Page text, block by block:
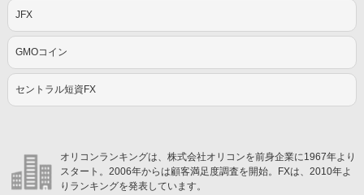
JFX
GMOコイン
セントラル短資FX
オリコンランキングは、株式会社オリコンを前身企業に1967年より
スタート。2006年からは顧客満足度調査を開始。FXは、2010年よ
りランキングを発表しています。